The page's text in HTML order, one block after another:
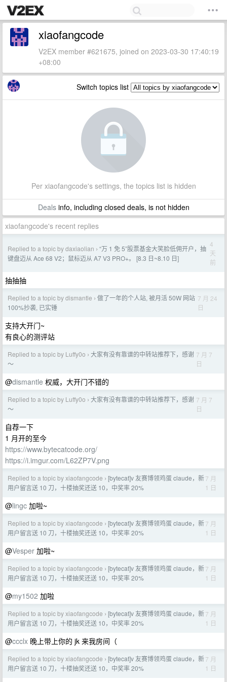
xiaofangcode
V2EX member #621675, joined on 2023-03-30 17:40:19
+08:00
Switch topics list
Per xiaofangcode's settings, the topics list is hidden
Dealsinfo, including closed deals, is not hidden
xiaofangcode's recent replies
Replied to a topic by daxiaolian › “万 1 免 5”股票基金大笑脸低佣开户，抽
键盘迈从 Ace 68 V2；鼠标迈从 A7 V3 PRO+。 [8.3 日~8.10 日]
4
天
前
抽抽抽
Replied to a topic by dismantle › 做了一年的个人站, 被月活 50W 网站
100%抄袭, 已实锤
7 月 24
日
支持大开门~
有良心的测评站
Replied to a topic by Luffy0o › 大家有没有靠谱的中转站推荐下，感谢
～
7 月 7
日
@dismantle 权威，大开门不错的
Replied to a topic by Luffy0o › 大家有没有靠谱的中转站推荐下，感谢
～
7 月 7
日
自荐一下
1 月开的至今
https://www.bytecatcode.org/
https://i.imgur.com/L62ZP7V.png
Replied to a topic by xiaofangcode › [bytecat]v 友赛博领鸡蛋 claude，新
用户留言送 10 刀，十楼抽奖还送 10，中奖率 20%
7 月
1 日
@lingc 加啦~
Replied to a topic by xiaofangcode › [bytecat]v 友赛博领鸡蛋 claude，新
用户留言送 10 刀，十楼抽奖还送 10，中奖率 20%
7 月
1 日
@Vesper 加啦~
Replied to a topic by xiaofangcode › [bytecat]v 友赛博领鸡蛋 claude，新
用户留言送 10 刀，十楼抽奖还送 10，中奖率 20%
7 月
1 日
@my1502 加啦
Replied to a topic by xiaofangcode › [bytecat]v 友赛博领鸡蛋 claude，新
用户留言送 10 刀，十楼抽奖还送 10，中奖率 20%
7 月
1 日
@ccclx 晚上带上你的 jk 来我房间（
Replied to a topic by xiaofangcode › [bytecat]v 友赛博领鸡蛋 claude，新
用户留言送 10 刀，十楼抽奖还送 10，中奖率 20%
7 月
1 日